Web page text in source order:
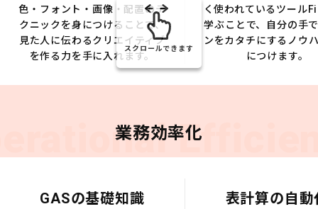
色・フォント・画像・配置のテ
クニックを身につけることで、
見た人に伝わるクリエイティブ
を作る力を手に入れます。
く使われているツール
学ぶことで、自分の手
ンをカタチにするノウ
につけます。
スクロールできます
業務効率化
GASの基礎知識 表計算の自動